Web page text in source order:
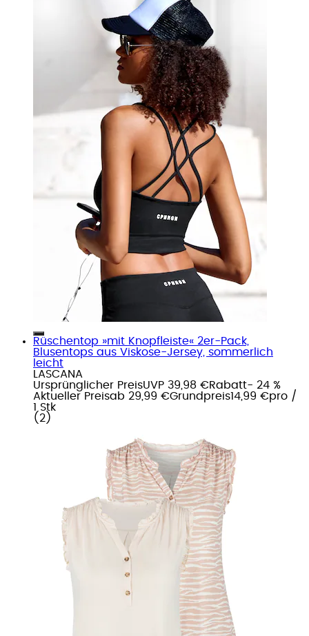
Rüschentop »mit Knopfleiste« 2er-Pack,
Blusentops aus Viskose-Jersey, sommerlich
leicht
LASCANA
Ursprünglicher PreisUVP 39,98 €Rabatt- 24 %
Aktueller Preisab 29,99 €Grundpreis14,99 €pro /
1 Stk
( 2 )